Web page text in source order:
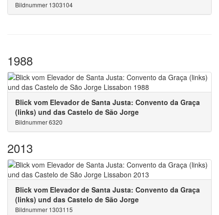
Bildnummer 1303104
1988
Blick vom Elevador de Santa Justa: Convento da Graça
(links) und das Castelo de São Jorge
Bildnummer 6320
2013
Blick vom Elevador de Santa Justa: Convento da Graça
(links) und das Castelo de São Jorge
Bildnummer 1303115